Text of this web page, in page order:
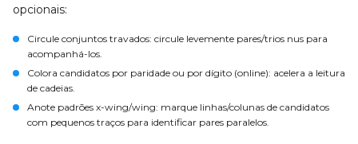
opcionais:
Circule conjuntos travados: circule levemente pares/trios nus para
acompanhá-los.
Colora candidatos por paridade ou por dígito (online): acelera a leitura
de cadeias.
Anote padrões x-wing/wing: marque linhas/colunas de candidatos
com pequenos traços para identificar pares paralelos.